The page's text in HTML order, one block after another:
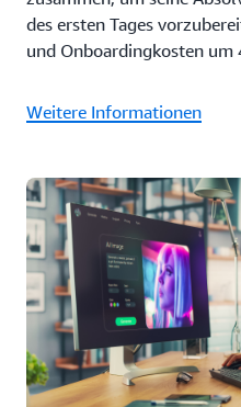
des ersten Tages
und Onboardingkosten um
Weitere Informationen